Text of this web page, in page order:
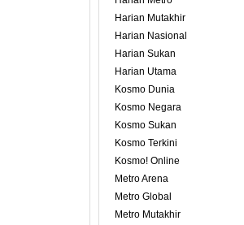
Harian Mutakhir
Harian Nasional
Harian Sukan
Harian Utama
Kosmo Dunia
Kosmo Negara
Kosmo Sukan
Kosmo Terkini
Kosmo! Online
Metro Arena
Metro Global
Metro Mutakhir